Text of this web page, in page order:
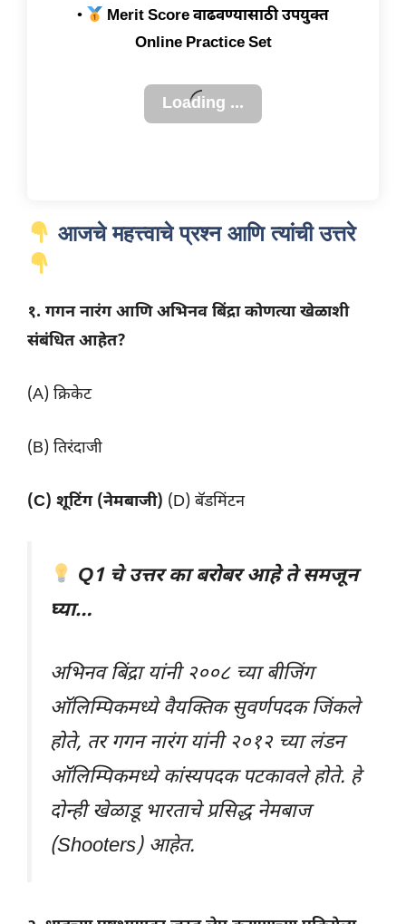
•
Merit Score वाढवण्यासाठी उपयुक्त
Online Practice Set
आजचे महत्त्वाचे प्रश्न आणि त्यांची उत्तरे
१. गगन नारंग आणि अभिनव बिंद्रा कोणत्या खेळाशी
संबंधित आहेत?
(A) क्रिकेट
(B) तिरंदाजी
(C) शूटिंग (नेमबाजी) (D) बॅडमिंटन
Q1 चे उत्तर का बरोबर आहे ते समजून
घ्या…
अभिनव बिंद्रा यांनी २००८ च्या बीजिंग
ऑलिम्पिकमध्ये वैयक्तिक सुवर्णपदक जिंकले
होते, तर गगन नारंग यांनी २०१२ च्या लंडन
ऑलिम्पिकमध्ये कांस्यपदक पटकावले होते. हे
दोन्ही खेळाडू भारताचे प्रसिद्ध नेमबाज
(Shooters) आहेत.